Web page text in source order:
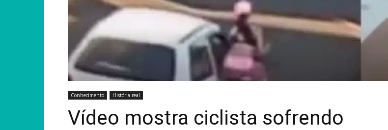
Conhecimento História real
Vídeo mostra ciclista sofrendo